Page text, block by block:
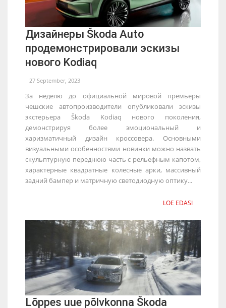
Дизайнеры Škoda Auto
продемонстрировали эскизы
нового Kodiaq
27 September, 2023
За неделю до официальной мировой премьеры
чешские автопроизводители опубликовали эскизы
экстерьера Škoda Kodiaq нового поколения,
демонстрируя более эмоциональный и
харизматичный дизайн кроссовера. Основными
визуальными особенностями новинки можно назвать
скульптурную переднюю часть с рельефным капотом,
характерные квадратные колесные арки, массивный
задний бампер и матричную светодиодную оптику...
LOE EDASI
Lõppes uue põlvkonna Škoda